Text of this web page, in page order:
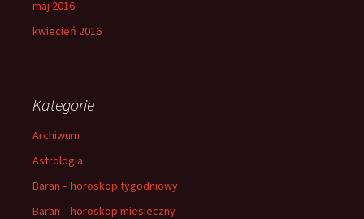
maj 2016
kwiecień 2016
Kategorie
Archiwum
Astrologia
Baran – horoskop tygodniowy
Baran – horoskop miesieczny